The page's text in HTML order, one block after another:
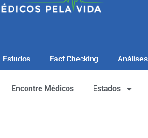
Estudos Fact Checking Análises
Encontre Médicos Estados